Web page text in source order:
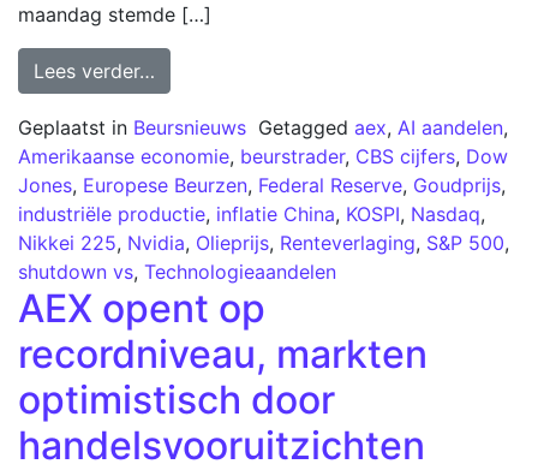
maandag stemde […]
Lees verder…
Geplaatst in Beursnieuws Getagged aex, AI aandelen,
Amerikaanse economie, beurstrader, CBS cijfers, Dow
Jones, Europese Beurzen, Federal Reserve, Goudprijs,
industriële productie, inflatie China, KOSPI, Nasdaq,
Nikkei 225, Nvidia, Olieprijs, Renteverlaging, S&P 500,
shutdown vs, Technologieaandelen
AEX opent op
recordniveau, markten
optimistisch door
handelsvooruitzichten